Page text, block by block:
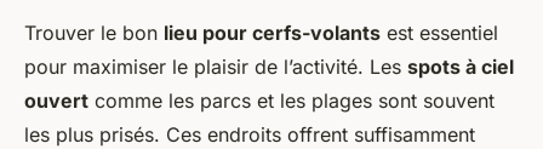
Trouver le bon lieu pour cerfs-volants est essentiel
pour maximiser le plaisir de l’activité. Les spots à ciel
ouvert comme les parcs et les plages sont souvent
les plus prisés. Ces endroits offrent suffisamment